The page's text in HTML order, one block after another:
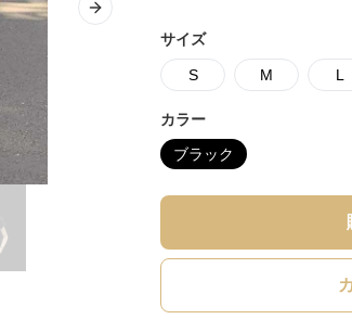
Next slide
サイズ
S M L
カラー
ブラック